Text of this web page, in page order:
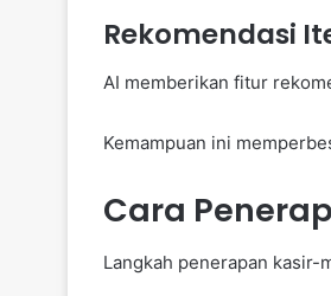
Rekomendasi
AI memberikan fitur
Kemampuan ini
Cara
Langkah penerapan kasir-